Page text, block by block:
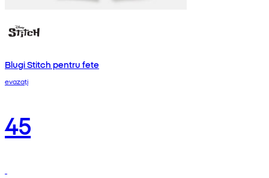
Blugi Stitch pentru fete
evazați
45